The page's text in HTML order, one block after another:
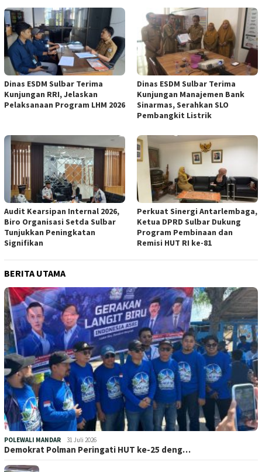
Dinas ESDM Sulbar Terima
Kunjungan RRI, Jelaskan
Pelaksanaan Program LHM 2026
Dinas ESDM Sulbar Terima
Kunjungan Manajemen Bank
Sinarmas, Serahkan SLO
Pembangkit Listrik
Audit Kearsipan Internal 2026,
Biro Organisasi Setda Sulbar
Tunjukkan Peningkatan
Signifikan
Perkuat Sinergi Antarlembaga,
Ketua DPRD Sulbar Dukung
Program Pembinaan dan
Remisi HUT RI ke-81
BERITA UTAMA
POLEWALI MANDAR 31 Juli 2026
Demokrat Polman Peringati HUT ke-25 deng…